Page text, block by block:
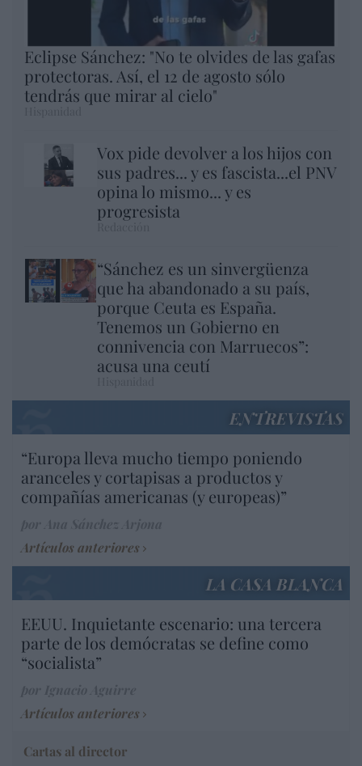
Eclipse Sánchez: "No te olvides de las gafas
protectoras. Así, el 12 de agosto sólo
tendrás que mirar al cielo"
Vox pide devolver a los hijos con
sus padres... y es fascista...el PNV
opina lo mismo... y es
progresista
“Sánchez es un sinvergüenza
que ha abandonado a su país,
porque Ceuta es España.
Tenemos un Gobierno en
connivencia con Marruecos”:
acusa una ceutí
ENTREVISTAS
“Europa lleva mucho tiempo poniendo
aranceles y cortapisas a productos y
compañías americanas (y europeas)”
Artículos anteriores
LA CASA BLANCA
EEUU. Inquietante escenario: una tercera
parte de los demócratas se define como
“socialista”
Artículos anteriores
Cartas al director